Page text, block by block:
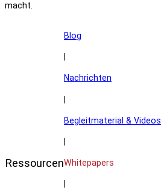
macht.
Ressourcen
Blog
Nachrichten
|
Begleitmaterial & Videos
Whitepapers